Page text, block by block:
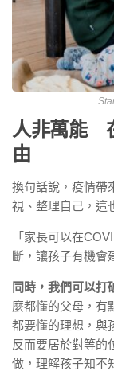
人非萬能
由
換句話說，疫情帶
視、整理自己，這
「家長可以在
斷，讓孩子有機會
同時，我們可以打
麼都懂的父母，有
都要懂的理想，與
反而要居於對等的
做，理解孩子知不